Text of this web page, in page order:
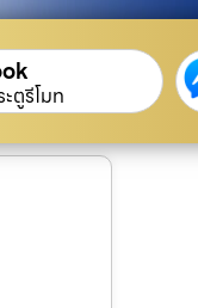
ตูรีโมท